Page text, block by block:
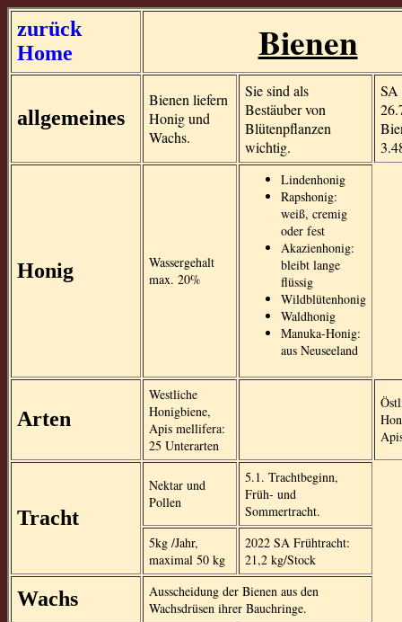
zurück
Home
Bienen
allgemeines
Bienen liefern
Honig und
Wachs.
Sie sind als
Bestäuber von
Blütenpflanzen
wichtig.
SA
Honig
Wassergehalt
max. 20%
Lindenhonig
Rapshonig:
weiß, cremig
oder fest
Akazienhonig:
bleibt lange
flüssig
Wildblütenhonig
Waldhonig
Manuka-Honig:
aus Neuseeland
Arten
Westliche
Honigbiene,
Apis mellifera:
25 Unterarten
Tracht
Nektar und
Pollen
5.1. Trachtbeginn,
Früh- und
Sommertracht.
5kg /Jahr,
maximal 50 kg
2022 SA Frühtracht:
21,2 kg/Stock
Wachs
Ausscheidung der Bienen aus den
Wachsdrüsen ihrer Bauchringe.